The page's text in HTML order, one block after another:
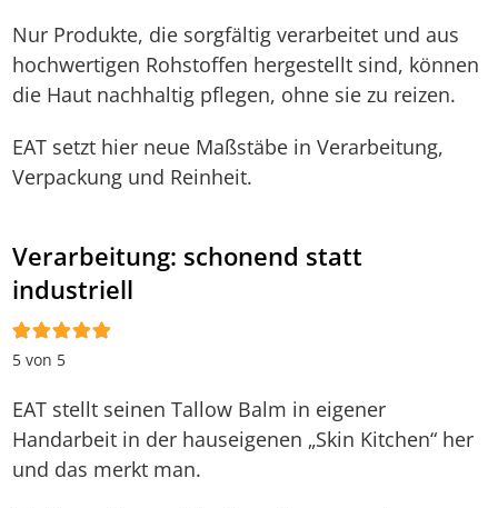
Nur Produkte, die sorgfältig verarbeitet und aus
hochwertigen Rohstoffen hergestellt sind, können
die Haut nachhaltig pflegen, ohne sie zu reizen.
EAT setzt hier neue Maßstäbe in Verarbeitung,
Verpackung und Reinheit.
Verarbeitung: schonend statt
industriell
5 von 5
EAT stellt seinen Tallow Balm in eigener
Handarbeit in der hauseigenen „Skin Kitchen“ her
und das merkt man.